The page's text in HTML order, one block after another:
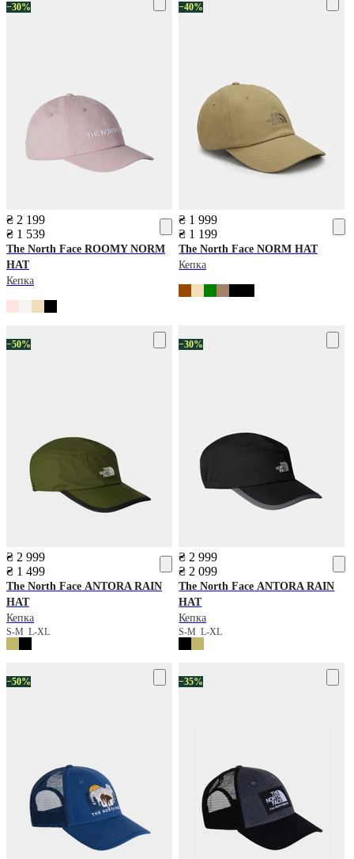
−30%
₴ 2 199
₴ 1 539
The North Face ROOMY NORM
HAT
Кепка
−40%
₴ 1 999
₴ 1 199
The North Face NORM HAT
Кепка
−50%
₴ 2 999
₴ 1 499
The North Face ANTORA RAIN
HAT
Кепка
S-M L-XL
−30%
₴ 2 999
₴ 2 099
The North Face ANTORA RAIN
HAT
Кепка
S-ML-XL
−50% −35%